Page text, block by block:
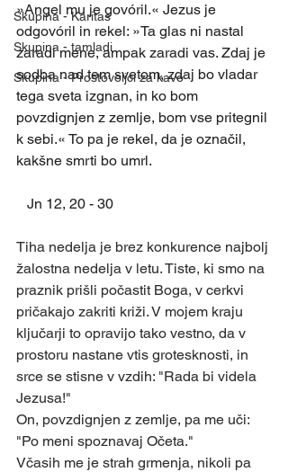
Skupina - Karitas
Skupina - tamladi
Skupina - Prostovoljci za kavo
»Angel mu je govóril.« Jezus je
odgovóril in rekel: »Ta glas ni nastal
zaradi mene, ampak zaradi vas. Zdaj je
sodba nad tem svetom, zdaj bo vladar
tega sveta izgnan, in ko bom
povzdignjen z zemlje, bom vse pritegnil
k sebi.« To pa je rekel, da je označil,
kakšne smrti bo umrl.
   Jn 12, 20 - 30
Tiha nedelja je brez konkurence najbolj
žalostna nedelja v letu. Tiste, ki smo na
praznik prišli počastit Boga, v cerkvi
pričakajo zakriti križi. V mojem kraju
ključarji to opravijo tako vestno, da v
prostoru nastane vtis grotesknosti, in
srce se stisne v vzdih: "Rada bi videla
Jezusa!"
On, povzdignjen z zemlje, pa me uči:
"Po meni spoznavaj Očeta."
Včasih me je strah grmenja, nikoli pa